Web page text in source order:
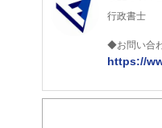
行政書士
◆お問い合
https://
２級ファイ
現在では行